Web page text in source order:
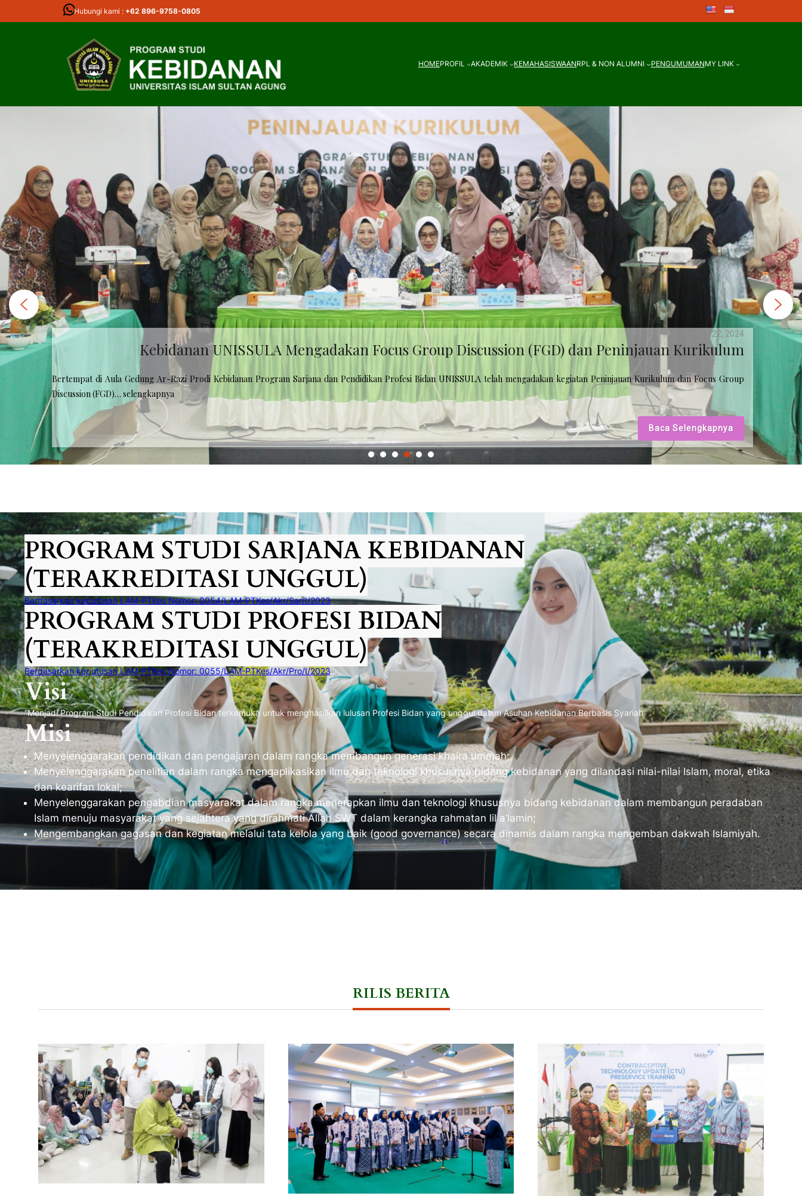
Hubungi kami : +62 896-9758-0805
HOMEPROFIL AKADEMIK KEMAHASISWAANRPL & NON ALUMNI PENGUMUMANMY LINK
Mar 22, 2024
STIKARA SINTANG Laksanakan Studi Banding ke Prodi Kebidanan Program Sarjana dan Pendidikan
Profesi Bidan UNISSULA
Sekolah Tinggi Ilmu Kesehatan Kapuas Raya (STIKARA) Sintang melakukan kegiatan benchmarking dengan Prodi Kebidanan Program Sarjana dan Pendidikan Profesi Bidan Fakultas
Farmasi UNISSULA. Kegiatan ini bertujuan untuk memperluas wawasan tentang proses pengelolaan dan penerimaan mahasiswa… selengkapnya
Baca Selengkapnya
PROGRAM STUDI SARJANA KEBIDANAN
(TERAKREDITASI UNGGUL)
Berdasarkan keputusan LAM-PTKes Nomor: 0054/LAM-PTKes/Akr/Sar/I/2023
PROGRAM STUDI PROFESI BIDAN
(TERAKREDITASI UNGGUL)
Berdasarkan keputusan LAM-PTKes Nomor: 0055/LAM-PTKes/Akr/Pro/I/2023
Visi
“Menjadi Program Studi Pendidikan Profesi Bidan terkemuka untuk menghasilkan lulusan Profesi Bidan yang unggul dalam Asuhan Kebidanan Berbasis Syariah”
Misi
Menyelenggarakan pendidikan dan pengajaran dalam rangka membangun generasi khaira ummah;
Menyelenggarakan penelitian dalam rangka mengaplikasikan ilmu dan teknologi khususnya bidang kebidanan yang dilandasi nilai-nilai Islam, moral, etika
dan kearifan lokal;
Menyelenggarakan pengabdian masyarakat dalam rangka menerapkan ilmu dan teknologi khususnya bidang kebidanan dalam membangun peradaban
Islam menuju masyarakat yang sejahtera yang dirahmati Allah SWT dalam kerangka rahmatan lil a’lamin;
Mengembangkan gagasan dan kegiatan melalui tata kelola yang baik (good governance) secara dinamis dalam rangka mengemban dakwah Islamiyah.
RILIS BERITA